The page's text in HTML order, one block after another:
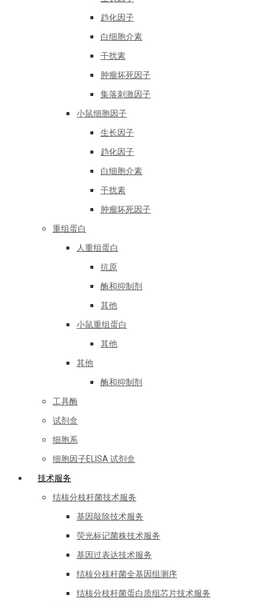
趋化因子
白细胞介素
干扰素
肿瘤坏死因子
集落刺激因子
小鼠细胞因子
生长因子
趋化因子
白细胞介素
干扰素
肿瘤坏死因子
重组蛋白
人重组蛋白
抗原
酶和抑制剂
其他
小鼠重组蛋白
其他
其他
酶和抑制剂
工具酶
试剂盒
细胞系
细胞因子ELISA 试剂盒
技术服务
结核分枝杆菌技术服务
基因敲除技术服务
荧光标记菌株技术服务
基因过表达技术服务
结核分枝杆菌全基因组测序
结核分枝杆菌蛋白质组芯片技术服务